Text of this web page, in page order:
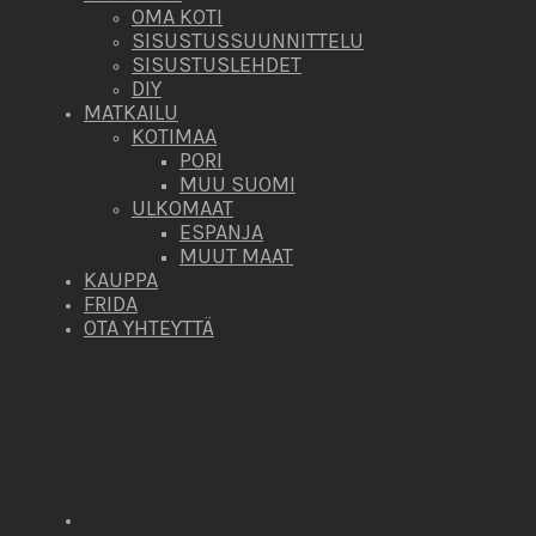
OMA KOTI
SISUSTUSSUUNNITTELU
SISUSTUSLEHDET
DIY
MATKAILU
KOTIMAA
PORI
MUU SUOMI
ULKOMAAT
ESPANJA
MUUT MAAT
KAUPPA
FRIDA
OTA YHTEYTTÄ